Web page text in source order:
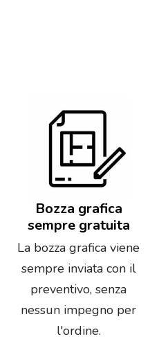
Bozza grafica
sempre gratuita
La bozza grafica viene
sempre inviata con il
preventivo, senza
nessun impegno per
l'ordine.